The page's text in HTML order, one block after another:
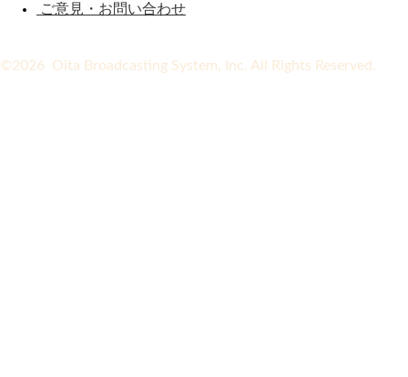
ご意見・お問い合わせ
©2026 Oita Broadcasting System, Inc. All Rights Reserved.